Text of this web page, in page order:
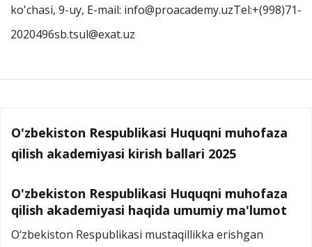
ko'chasi, 9-uy, E-mail: info@proacademy.uzTel:+(998)71-
2020496sb.tsul@exat.uz
O'zbekiston Respublikasi Huquqni muhofaza
qilish akademiyasi kirish ballari 2025
O'zbekiston Respublikasi Huquqni muhofaza
qilish akademiyasi haqida umumiy ma'lumot
O‘zbekiston Respublikasi mustaqillikka erishgan